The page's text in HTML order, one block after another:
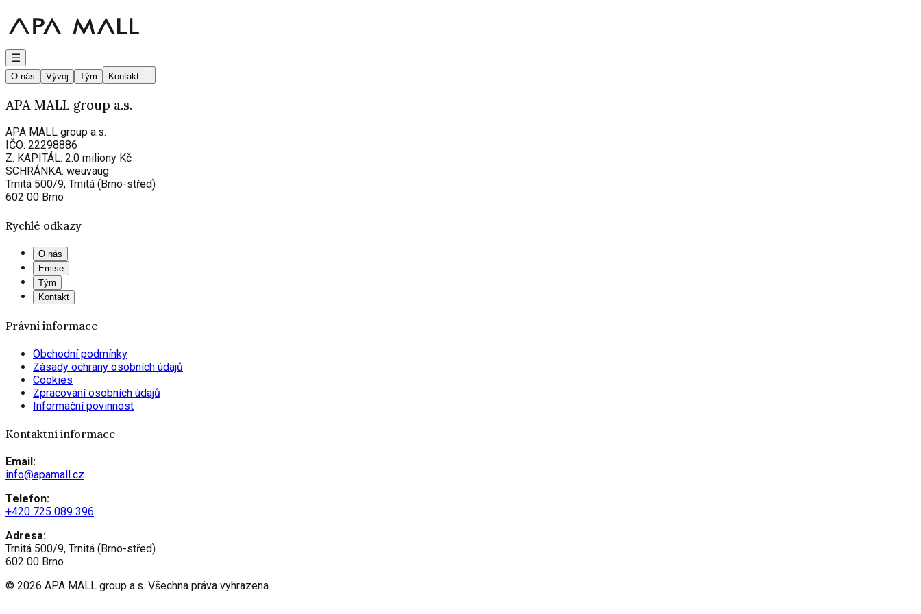
☰
O nás Vývoj Tým Kontakt
APA MALL group a.s.
APA MALL group a.s.
IČO: 22298886
Z. KAPITÁL: 2.0 miliony Kč
SCHRÁNKA: weuvaug
Trnitá 500/9, Trnitá (Brno-střed)
602 00 Brno
Rychlé odkazy
O nás
Emise
Tým
Kontakt
Právní informace
Obchodní podmínky
Zásady ochrany osobních údajů
Cookies
Zpracování osobních údajů
Informační povinnost
Kontaktní informace
Email:
info@apamall.cz
Telefon:
+420 725 089 396
Adresa:
Trnitá 500/9, Trnitá (Brno-střed)
602 00 Brno
© 2026 APA MALL group a.s. Všechna práva vyhrazena.